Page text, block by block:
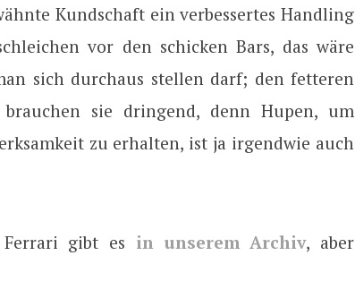
Kundschaft ein verbessertes Handling
vor den schicken Bars, das wäre
sich durchaus stellen darf; den fetteren
sie dringend, denn Hupen, um
zu erhalten, ist ja irgendwie auch
gibt es in unserem Archiv, aber